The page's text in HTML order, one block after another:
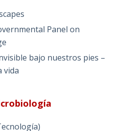
Panel on
bajo nuestros pies –
vida